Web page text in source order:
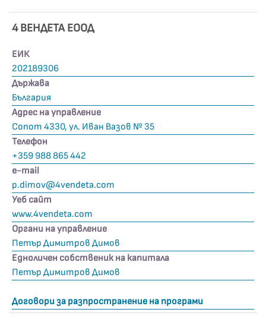
4 ВЕНДЕТА ЕООД
ЕИК
202189306
Държава
България
Адрес на управление
Сопот 4330, ул. Иван Вазов № 35
Телефон
+359 988 865 442
е-mail
p.dimov@4vendeta.com
Уеб сайт
www.4vendeta.com
Органи на управление
Петър Димитров Димов
Едноличен собственик на капитала
Петър Димитров Димов
Договори за разпространение на програми